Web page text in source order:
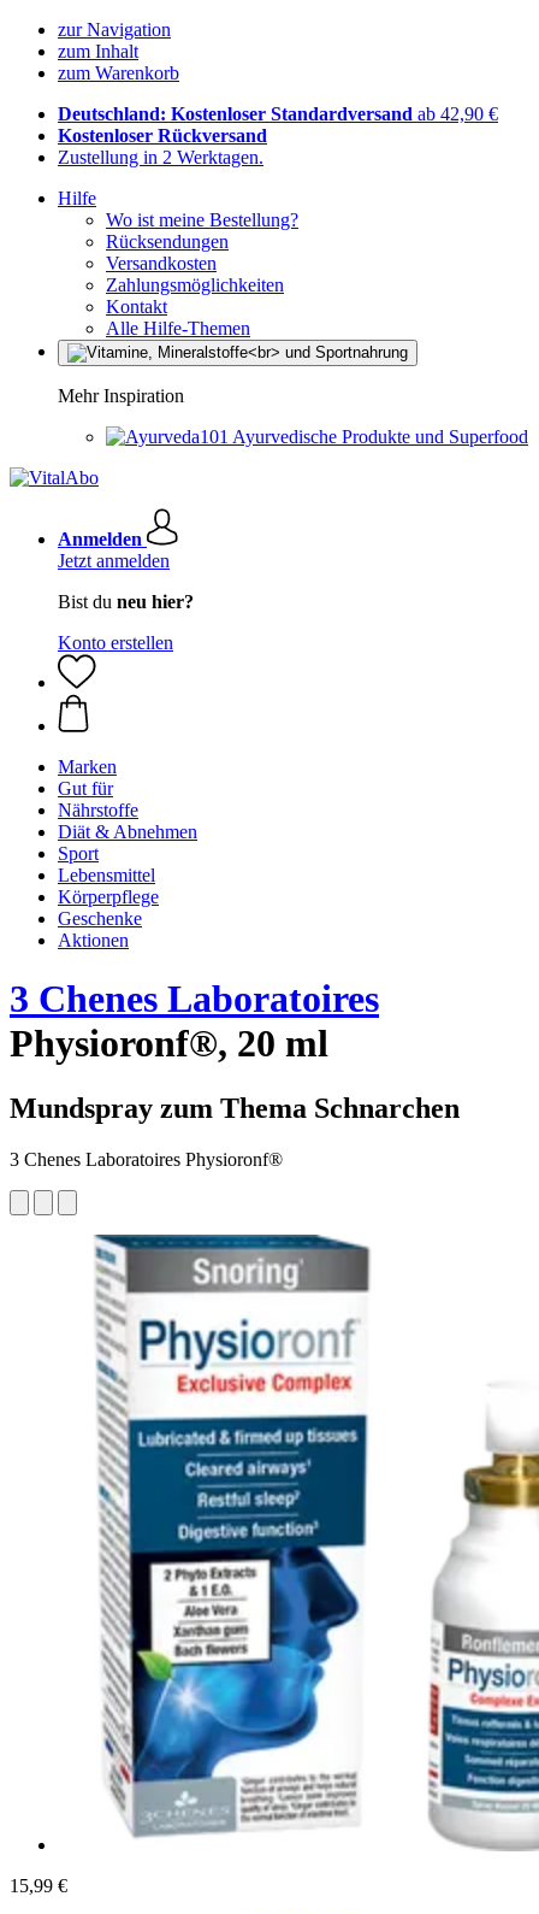
zur Navigation
zum Inhalt
zum Warenkorb
Deutschland: Kostenloser Standardversand ab 42,90 €
Kostenloser Rückversand
Zustellung in 2 Werktagen.
Hilfe
Wo ist meine Bestellung?
Rücksendungen
Versandkosten
Zahlungsmöglichkeiten
Kontakt
Alle Hilfe-Themen
Mehr Inspiration
Ayurvedische Produkte und Superfood
Anmelden
Jetzt anmelden
Bist du neu hier?
Konto erstellen
Marken
Gut für
Nährstoffe
Diät & Abnehmen
Sport
Lebensmittel
Körperpflege
Geschenke
Aktionen
3 Chenes Laboratoires
Physioronf®, 20 ml
Mundspray zum Thema Schnarchen
3 Chenes Laboratoires Physioronf®
15,99 €